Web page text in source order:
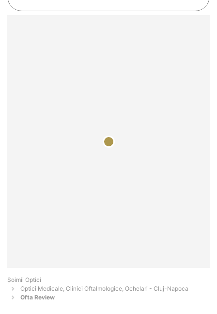
Șoimii Optici
Optici Medicale, Clinici Oftalmologice, Ochelari - Cluj-Napoca
Ofta Review